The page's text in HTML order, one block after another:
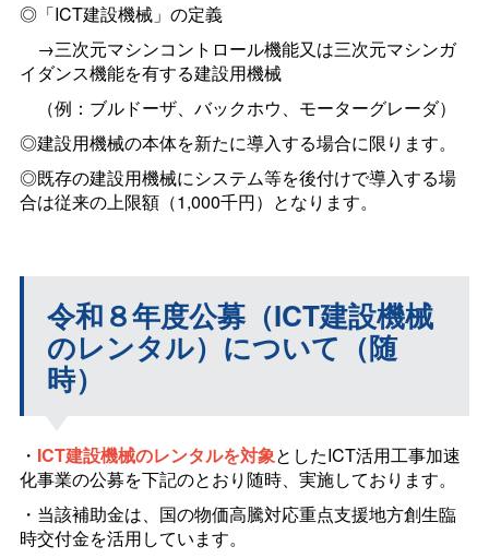
◎「ICT建設機械」の定義
→三次元マシンコントロール機能又は三次元マシンガ
イダンス機能を有する建設用機械
（例：ブルドーザ、バックホウ、モーターグレーダ）
◎建設用機械の本体を新たに導入する場合に限ります。
◎既存の建設用機械にシステム等を後付けで導入する場
合は従来の上限額（1,000千円）となります。
令和８年度公募（ICT建設機械
のレンタル）について（随
時）
・ ICT建設機械のレンタルを対象としたICT活用工事加速
化事業の公募を下記のとおり随時、実施しております。
・当該補助金は、国の物価高騰対応重点支援地方創生臨
時交付金を活用しています。